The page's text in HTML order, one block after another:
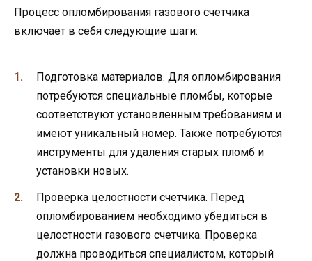
Процесс опломбирования газового счетчика
включает в себя следующие шаги:
Подготовка материалов. Для опломбирования
потребуются специальные пломбы, которые
соответствуют установленным требованиям и
имеют уникальный номер. Также потребуются
инструменты для удаления старых пломб и
установки новых.
Проверка целостности счетчика. Перед
опломбированием необходимо убедиться в
целостности газового счетчика. Проверка
должна проводиться специалистом, который